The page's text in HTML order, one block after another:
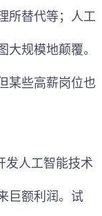
所替代等；人工
大规模地颠覆。
某些高薪岗位也
发人工智能技术
巨额利润。试